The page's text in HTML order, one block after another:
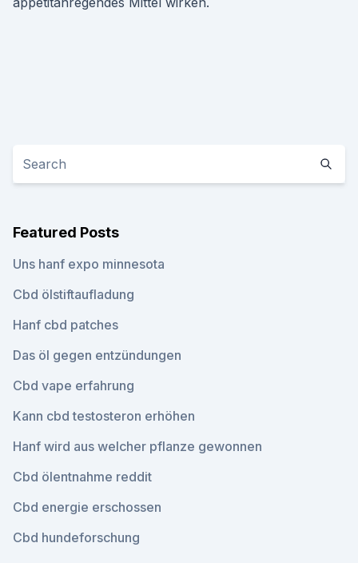
Featured Posts
Uns hanf expo minnesota
Cbd ölstiftaufladung
Hanf cbd patches
Das öl gegen entzündungen
Cbd vape erfahrung
Kann cbd testosteron erhöhen
Hanf wird aus welcher pflanze gewonnen
Cbd ölentnahme reddit
Cbd energie erschossen
Cbd hundeforschung